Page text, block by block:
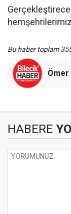
Bu haber toplam
Ömer
HABERE